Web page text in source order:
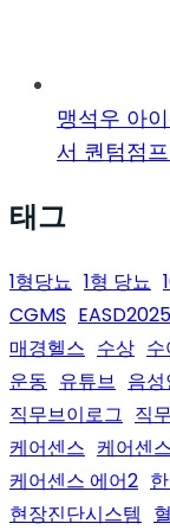
맹석우 아
서 퀀텀점
태그
1형당뇨 1형 당뇨
CGMS EASD2025
매경헬스 수상 수
운동 유튜브 음성
직무브이로그 직
케어센스 케어센
케어센스 에어2
현장진단시스템